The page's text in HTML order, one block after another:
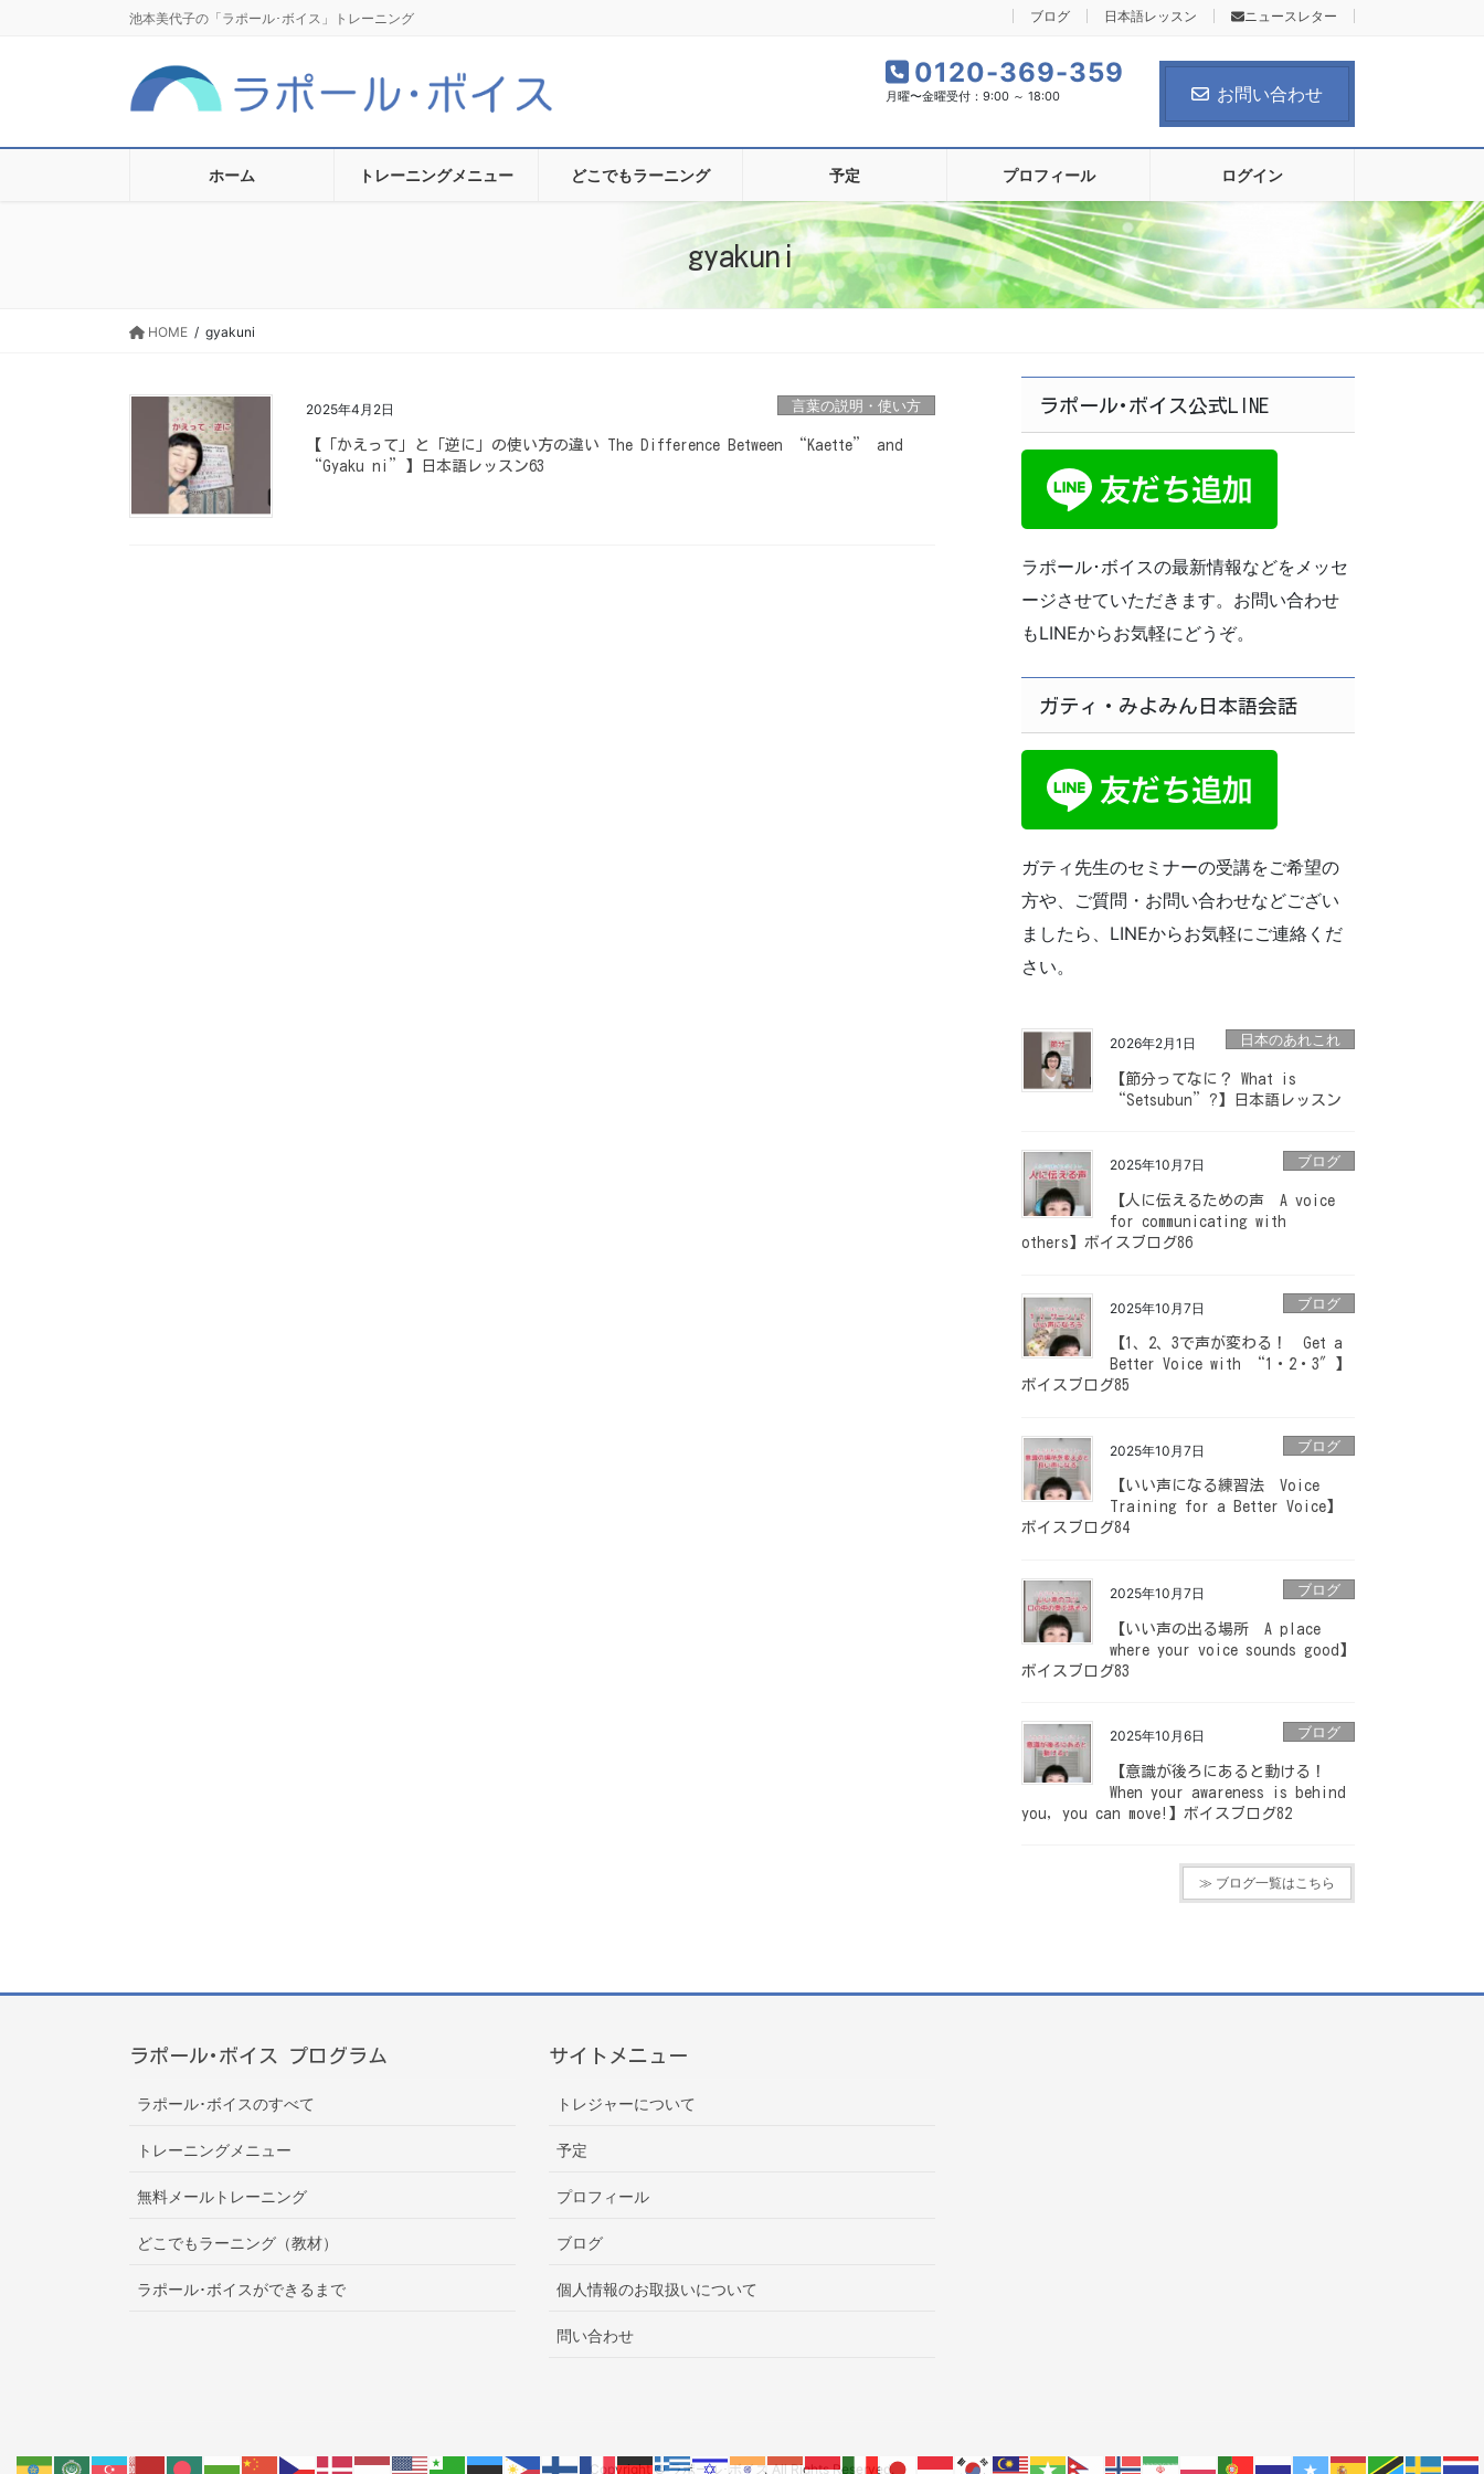
に
ョ
池本美代子の「ラポール･ボイス」トレーニング ブログ 日本語レッスン ニュースレター
0120-369-359
月曜〜金曜受付：9:00 ～ 18:00 お問い合わせ
ホーム トレーニングメニュー どこでもラーニング 予定 プロフィール ログイン
gyakuni
HOME gyakuni
2025年4月2日 言葉の説明・使い方
【「かえって」と「逆に」の使い方の違い The Difference Between “Kaette” and
“Gyaku ni”】日本語レッスン63
ラポール･ボイス公式LINE
ラポール･ボイスの最新情報などをメッセ
ージさせていただきます。お問い合わせ
もLINEからお気軽にどうぞ。
ガティ・みよみん日本語会話
ガティ先生のセミナーの受講をご希望の
方や、ご質問・お問い合わせなどござい
ましたら、LINEからお気軽にご連絡くだ
さい。
2026年2月1日 日本のあれこれ
【節分ってなに？ What is
“Setsubun”?】日本語レッスン
2025年10月7日 ブログ
【人に伝えるための声 A voice
for communicating with
others】ボイスブログ86
2025年10月7日 ブログ
【1、2、3で声が変わる！ Get a
Better Voice with “1・2・3″】
ボイスブログ85
2025年10月7日 ブログ
【いい声になる練習法 Voice
Training for a Better Voice】
ボイスブログ84
2025年10月7日 ブログ
【いい声の出る場所 A place
where your voice sounds good】
ボイスブログ83
2025年10月6日 ブログ
【意識が後ろにあると動ける！
When your awareness is behind
you, you can move!】ボイスブログ82
≫ ブログ一覧はこちら
ラポール･ボイス プログラム
ラポール･ボイスのすべて
トレーニングメニュー
無料メールトレーニング
どこでもラーニング（教材）
ラポール･ボイスができるまで
サイトメニュー
トレジャーについて
予定
プロフィール
ブログ
個人情報のお取扱いについて
問い合わせ
Copyright © ラポール･ボイス All Rights Reserved.